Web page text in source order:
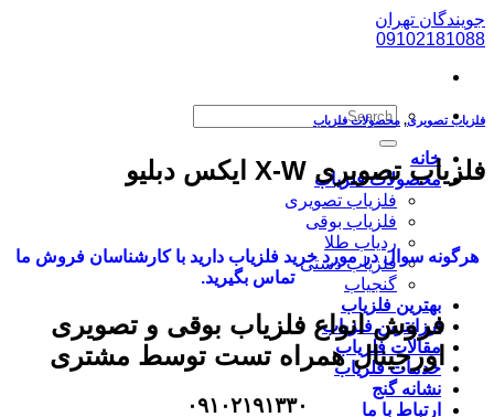
پرش
به
جویندگان تهران
09102181088
خانه
محصولات فلزیاب
فلزیاب تصویری
فلزیاب بوقی
ردیاب طلا
فلزیاب دستی
گنجیاب
بهترین فلزیاب
ارزانترین فلزیاب
مقالات فلزیاب
خدمات فلزیاب
نشانه گنج
ارتباط با ما
فلزیاب تصویری, محصولات فلزیاب
فلزیاب تصویری X-W ایکس دبلیو
هرگونه سوال در مورد خرید فلزیاب دارید با کارشناسان فروش ما
تماس بگیرید.
فروش انواع فلزیاب بوقی و تصویری
اورجینال همراه تست توسط مشتری
۰۹۱۰۲۱۹۱۳۳۰